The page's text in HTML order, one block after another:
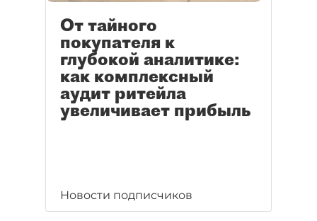
От тайного
покупателя к
глубокой аналитике:
как комплексный
аудит ритейла
увеличивает прибыль
Новости подписчиков